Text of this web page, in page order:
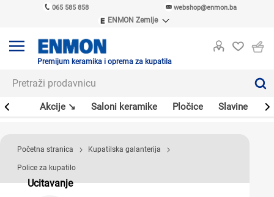
065 585 858 webshop@enmon.ba
ENMON Zemlje
ENMON MKD
Premijum keramika i oprema za kupatila
Akcije ↘ Saloni keramike Pločice Slavine
Ucitavanje
Početna stranica Kupatilska galanterija
Police za kupatilo